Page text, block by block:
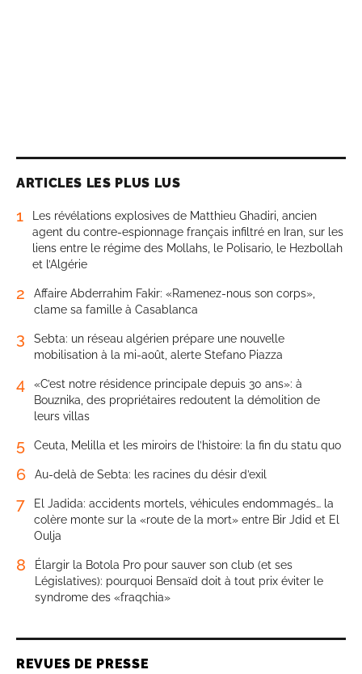
ARTICLES LES PLUS LUS
1
Les révélations explosives de Matthieu Ghadiri, ancien
agent du contre-espionnage français infiltré en Iran, sur les
liens entre le régime des Mollahs, le Polisario, le Hezbollah
et l’Algérie
2
Affaire Abderrahim Fakir: «Ramenez-nous son corps»,
clame sa famille à Casablanca
3
Sebta: un réseau algérien prépare une nouvelle
mobilisation à la mi-août, alerte Stefano Piazza
4
«C’est notre résidence principale depuis 30 ans»: à
Bouznika, des propriétaires redoutent la démolition de
leurs villas
5 Ceuta, Melilla et les miroirs de l’histoire: la fin du statu quo
6 Au-delà de Sebta: les racines du désir d’exil
7
El Jadida: accidents mortels, véhicules endommagés… la
colère monte sur la «route de la mort» entre Bir Jdid et El
Oulja
8
Élargir la Botola Pro pour sauver son club (et ses
Législatives): pourquoi Bensaïd doit à tout prix éviter le
syndrome des «fraqchia»
REVUES DE PRESSE